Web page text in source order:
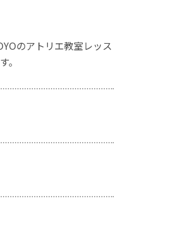
のアトリエ教室レッス
。